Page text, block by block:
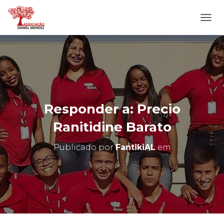
L
T
E
R
N
A
N
A
E
G
O
Responder a: Precio
Ranitidine Barato
Publicado porFantikiALem